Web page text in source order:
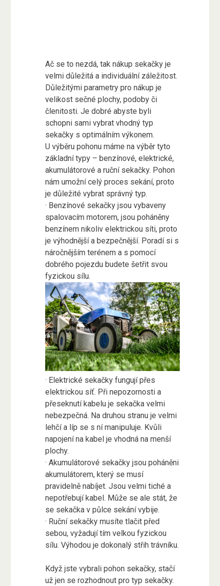
Ač se to nezdá, tak nákup sekačky je
velmi důležitá a individuální záležitost.
Důležitými parametry pro nákup je
velikost sečné plochy, podoby či
členitosti. Je dobré abyste byli
schopni sami vybrat vhodný typ
sekačky s optimálním výkonem.
U výběru pohonu máme na výběr tyto
základní typy – benzínové, elektrické,
akumulátorové a ruční sekačky. Pohon
nám umožní celý proces sekání, proto
je důležité vybrat správný typ.
· Benzínové sekačky jsou vybaveny
spalovacím motorem, jsou poháněny
benzínem nikoliv elektrickou síti, proto
je výhodnější a bezpečnější. Poradí si s
náročnějším terénem a s pomocí
dobrého pojezdu budete šetřit svou
fyzickou sílu.
· Elektrické sekačky fungují přes
elektrickou síť. Při nepozornosti a
přeseknutí kabelu je sekačka velmi
nebezpečná. Na druhou stranu je velmi
lehčí a líp se s ní manipuluje. Kvůli
napojení na kabel je vhodná na menší
plochy.
· Akumulátorové sekačky jsou poháněni
akumulátorem, který se musí
pravidelně nabíjet. Jsou velmi tiché a
nepotřebují kabel. Může se ale stát, že
se sekačka v půlce sekání vybije.
· Ruční sekačky musíte tlačit před
sebou, vyžadují tím velkou fyzickou
sílu. Výhodou je dokonalý střih trávníku.
Když jste vybrali pohon sekačky, stačí
už jen se rozhodnout pro typ sekačky.